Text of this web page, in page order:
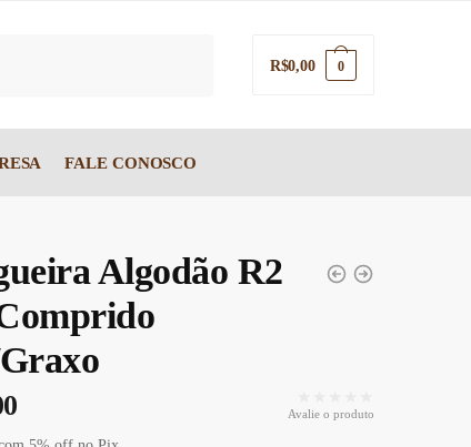
R$0,00 0
FALE CONOSCO
Algodão R2
Avalie o produto